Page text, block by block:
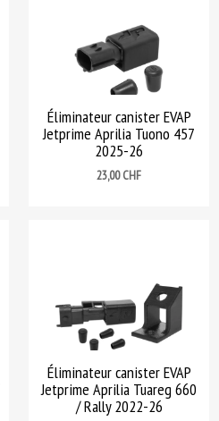
Éliminateur canister EVAP
Jetprime Aprilia Tuono 457
2025-26
Prix
23,00 CHF
Éliminateur canister EVAP
Jetprime Aprilia Tuareg 660
/ Rally 2022-26